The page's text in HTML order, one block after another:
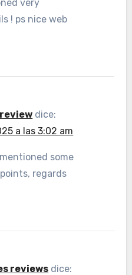
very
! ps nice web
dice:
a las 3:02 am
some
regards
reviews dice: